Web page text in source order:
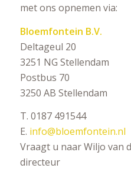
met ons opnemen via:
Bloemfontein B.V.
Deltageul 20
3251 NG Stellendam
Postbus 70
3250 AB Stellendam
T. 0187 491544
E. info@bloemfontein.nl
Vraagt u naar Wiljo van
directeur